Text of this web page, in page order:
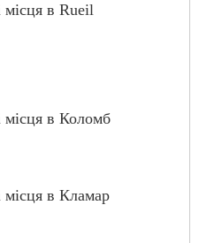
місця в Rueil
місця в Коломб
місця в Кламар